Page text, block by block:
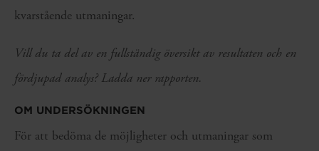
kvarstående utmaningar.
Vill du ta del av en fullständig översikt av resultaten och en
fördjupad analys? Ladda ner rapporten.
OM UNDERSÖKNINGEN
För att bedöma de möjligheter och utmaningar som